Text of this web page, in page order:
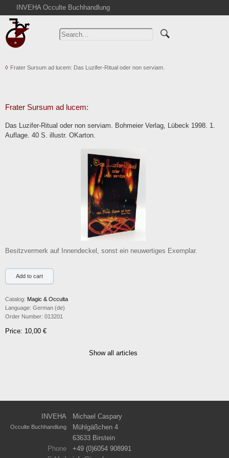
INVEHA Occulte Buchhandlung
Home
Advanced Search
Cart
Contact
Frater Sursum ad lucem: Das Luzifer-Ritual oder non serviam.
Frater Sursum ad lucem:
Das Luzifer-Ritual oder non serviam. Bohmeier Verlag, Lübeck 1998. 1.
Auflage. 40 S. illustr. OKarton.
Besitzvermerk auf Innendeckel, sonst ein neuwertiges Exemplar.
Catalog: Magic & Occulta
Language: German (de)
Order Number: 013201
Price: 10,00 €
Show all articles
INVEHA Michael Caspary
Occulte Buchhandlung
Mühlgäßchen 4
63633 Birstein
Phone
+49 (0)6054 908991